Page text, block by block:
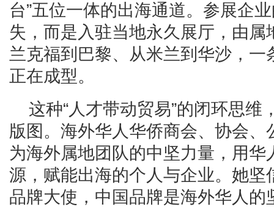
台”五位一体的出海通道。参展企
失，而是入驻当地永久展厅，由
兰克福到巴黎、从米兰到华沙，
正在成型。
这种“人才带动贸易”的闭环思
版图。海外华人华侨商会、协会
为海外属地团队的中坚力量，用
源，赋能出海的个人与企业。她
品牌大使，中国品牌是海外华人